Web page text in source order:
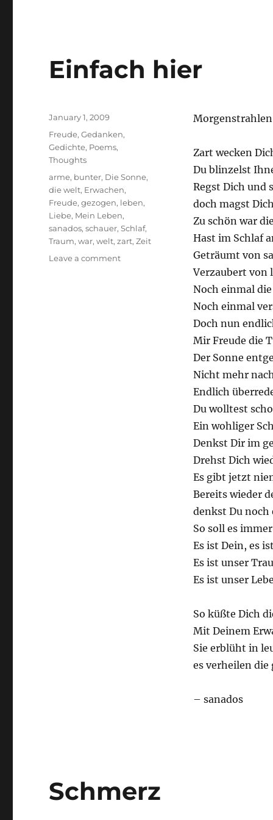
Einfach hier
Morgenstrahlen
Zart wecken
Du blinzelst
Regst Dich und
doch magst
Zu schön war
Hast im Schlaf
Geträumt von
Verzaubert von
Noch einmal
Noch einmal
Doch nun
Mir Freude die
Der Sonne
Nicht mehr
Endlich
Du wolltest
Ein wohliger
Denkst Dir im
Drehst Dich
Es gibt jetzt
Bereits wieder
denkst Du noch
So soll es
Es ist Dein, es
Es ist unser
Es ist unser
So küßte Dich
Mit Deinem
Sie erblüht in
es verheilen die
– sanados
Posted
January 1, 2009
Categories
Freude,Gedanken,
Gedichte, Poems,
Thoughts
Tags
arme, bunter, Die Sonne,
die welt, Erwachen,
Freude,gezogen, leben,
Liebe, Mein Leben,
sanados,schauer,Schlaf,
Traum,war,welt,zart,Zeit
Leave a commenton
Schmerz